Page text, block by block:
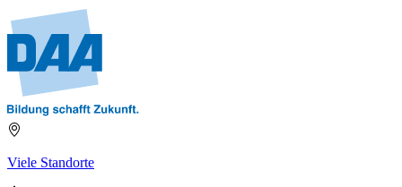
Viele Standorte